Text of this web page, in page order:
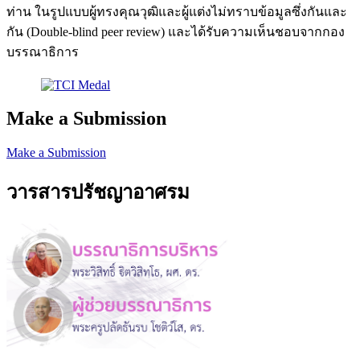
ท่าน ในรูปแบบผู้ทรงคุณวุฒิและผู้แต่งไม่ทราบข้อมูลซึ่งกันและ
กัน (Double-blind peer review) และได้รับความเห็นชอบจากกอง
บรรณาธิการ
Make a Submission
Make a Submission
วารสารปรัชญาอาศรม